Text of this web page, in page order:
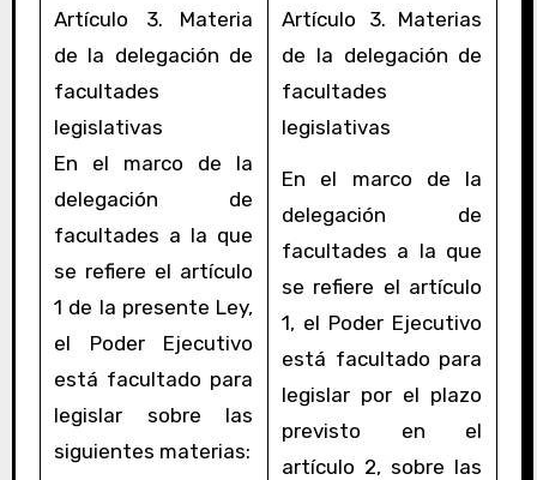
Artículo 3. Materia
de la delegación de
facultades
legislativas
En el marco de la
delegación de
facultades a la que
se refiere el artículo
1 de la presente Ley,
el Poder Ejecutivo
está facultado para
legislar sobre las
siguientes materias:
Artículo 3. Materias
de la delegación de
facultades
legislativas
En el marco de la
delegación de
facultades a la que
se refiere el artículo
1, el Poder Ejecutivo
está facultado para
legislar por el plazo
previsto en el
artículo 2, sobre las